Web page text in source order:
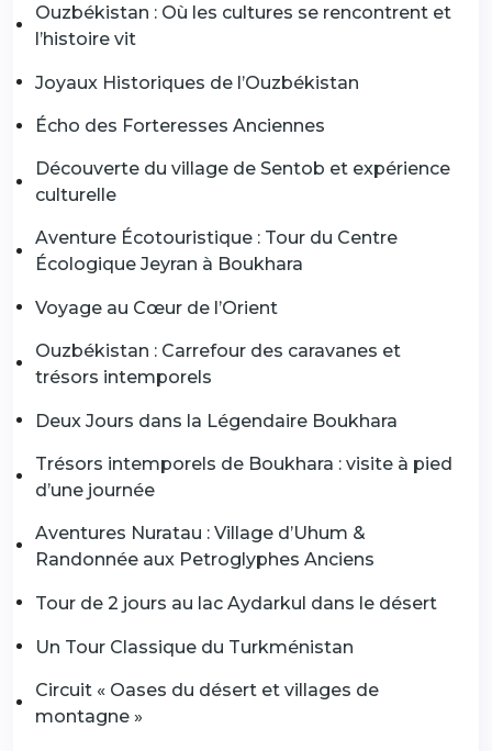
Ouzbékistan : Où les cultures se rencontrent et
l’histoire vit
Joyaux Historiques de l’Ouzbékistan
Écho des Forteresses Anciennes
Découverte du village de Sentob et expérience
culturelle
Aventure Écotouristique : Tour du Centre
Écologique Jeyran à Boukhara
Voyage au Cœur de l’Orient
Ouzbékistan : Carrefour des caravanes et
trésors intemporels
Deux Jours dans la Légendaire Boukhara
Trésors intemporels de Boukhara : visite à pied
d’une journée
Aventures Nuratau : Village d’Uhum &
Randonnée aux Petroglyphes Anciens
Tour de 2 jours au lac Aydarkul dans le désert
Un Tour Classique du Turkménistan
Circuit « Oases du désert et villages de
montagne »